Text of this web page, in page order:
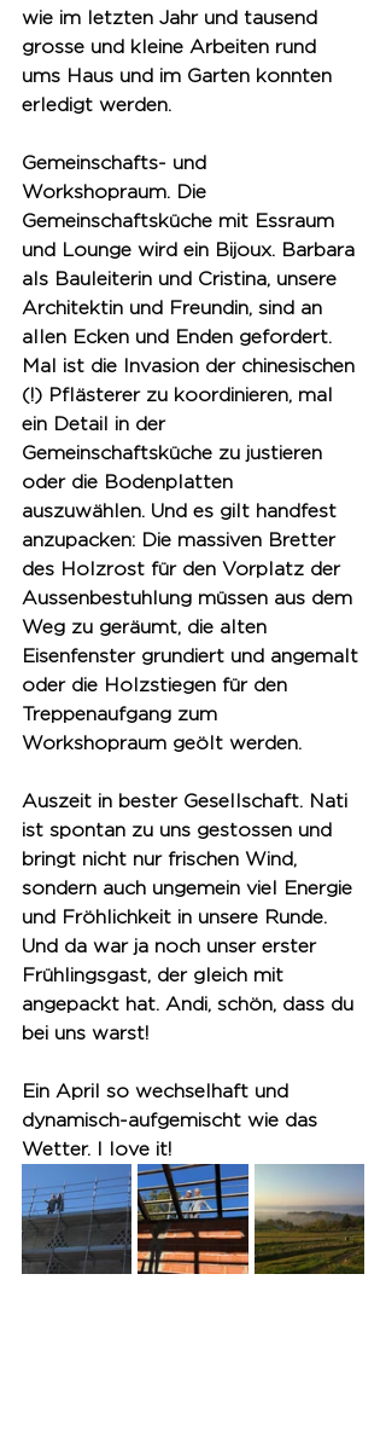
wie im letzten Jahr und tausend
grosse und kleine Arbeiten rund
ums Haus und im Garten konnten
erledigt werden.
Gemeinschafts- und
Workshopraum. Die
Gemeinschaftsküche mit Essraum
und Lounge wird ein Bijoux. Barbara
als Bauleiterin und Cristina, unsere
Architektin und Freundin, sind an
allen Ecken und Enden gefordert.
Mal ist die Invasion der chinesischen
(!) Pflästerer zu koordinieren, mal
ein Detail in der
Gemeinschaftsküche zu justieren
oder die Bodenplatten
auszuwählen. Und es gilt handfest
anzupacken: Die massiven Bretter
des Holzrost für den Vorplatz der
Aussenbestuhlung müssen aus dem
Weg zu geräumt, die alten
Eisenfenster grundiert und angemalt
oder die Holzstiegen für den
Treppenaufgang zum
Workshopraum geölt werden.
Auszeit in bester Gesellschaft. Nati
ist spontan zu uns gestossen und
bringt nicht nur frischen Wind,
sondern auch ungemein viel Energie
und Fröhlichkeit in unsere Runde.
Und da war ja noch unser erster
Frühlingsgast, der gleich mit
angepackt hat. Andi, schön, dass du
bei uns warst!
Ein April so wechselhaft und
dynamisch-aufgemischt wie das
Wetter. I love it!